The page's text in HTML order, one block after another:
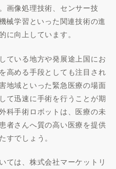
画像処理技術、センサー技
械学習といった関連技術の進
に向上しています。
ている地方や発展途上国にお
高める手段としても注目され
地域といった緊急医療の場面
て迅速に手術を行うことが期
科手術ロボットは、医療の未
者さんへ質の高い医療を提供
すでしょう。
ては、株式会社マーケットリ